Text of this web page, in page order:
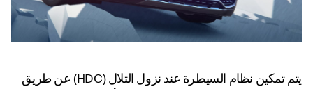
يتم تمكين نظام السيطرة عند نزول التلال (HDC) عن طريق